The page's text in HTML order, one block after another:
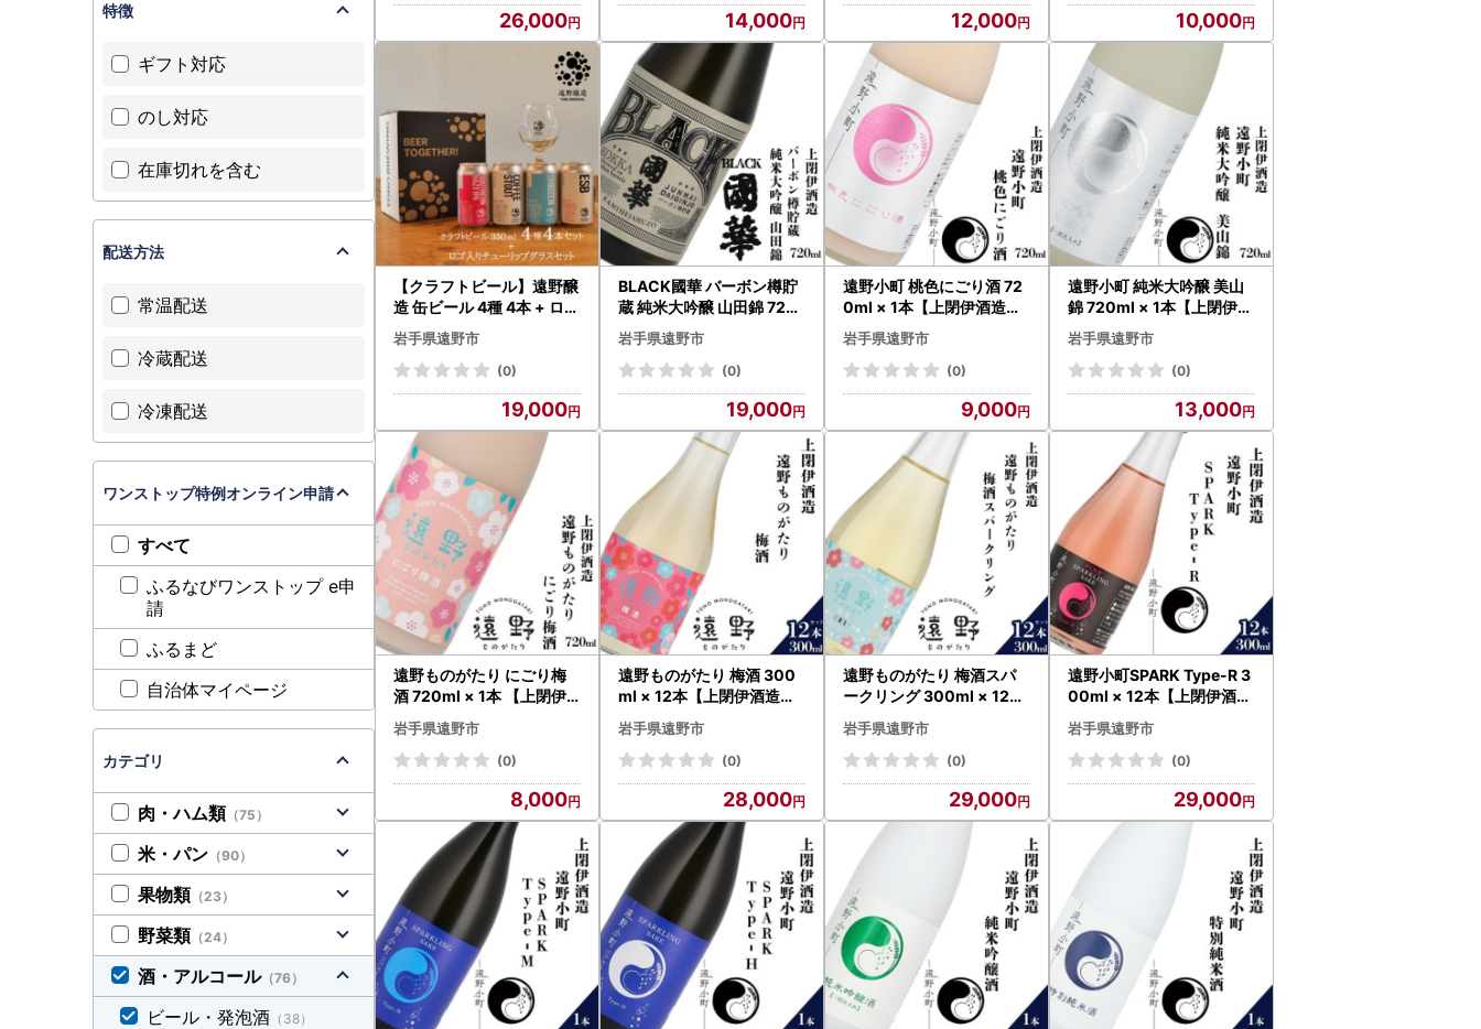
26,000 14,000 12,000 10,000
【クラフトビール】遠野醸
造 缶ビール 4種 4本 + ロゴ
入り チューリップ グラス 1
個 セット【配送不可地域
：離島】【1466316】
岩手県遠野市
(0)
19,000
BLACK國華 バーボン樽貯
蔵 純米大吟醸 山田錦 720
ml 1本 上閉伊酒造【15139
05】
岩手県遠野市
(0)
19,000
遠野小町 桃色にごり酒 72
0ml × 1本【上閉伊酒造】
【1579430】
岩手県遠野市
(0)
9,000
遠野小町 純米大吟醸 美山
錦 720ml × 1本【上閉伊酒
造】【1579433】
岩手県遠野市
(0)
13,000
遠野ものがたり にごり梅
酒 720ml × 1本 【上閉伊
酒造】【1579434】
岩手県遠野市
(0)
8,000
遠野ものがたり 梅酒 300
ml × 12本【上閉伊酒造】
【1654931】
岩手県遠野市
(0)
28,000
遠野ものがたり 梅酒スパ
ークリング 300ml × 12本
【上閉伊酒造】【165493
2】
岩手県遠野市
(0)
29,000
遠野小町SPARK Type-R 3
00ml × 12本【上閉伊酒造
】【1654933】
岩手県遠野市
(0)
29,000
特徴
ギフト対応
のし対応
在庫切れを含む
配送方法
常温配送
冷蔵配送
冷凍配送
ワンストップ特例オンライン申請
すべて
ふるなびワンストップ e申
請
ふるまど
自治体マイページ
カテゴリ
肉・ハム類 （75）
米・パン （90）
果物類 （23）
野菜類 （24）
酒・アルコール（76）
ビール・発泡酒 （38）